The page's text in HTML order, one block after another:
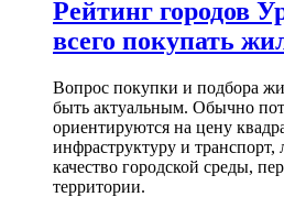
Рейтинг городов
всего покупать
Вопрос покупки и подбора
быть актуальным. Обычно
ориентируются на цену
инфраструктуру и транспорт,
качество городской среды,
территории.